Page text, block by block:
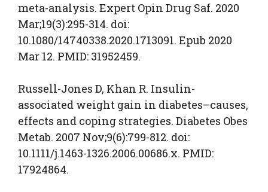
meta-analysis. Expert Opin Drug Saf. 2020
Mar;19(3):295-314. doi:
10.1080/14740338.2020.1713091. Epub 2020
Mar 12. PMID: 31952459.
Russell-Jones D, Khan R. Insulin-
associated weight gain in diabetes–causes,
effects and coping strategies. Diabetes Obes
Metab. 2007 Nov;9(6):799-812. doi:
10.1111/j.1463-1326.2006.00686.x. PMID:
17924864.